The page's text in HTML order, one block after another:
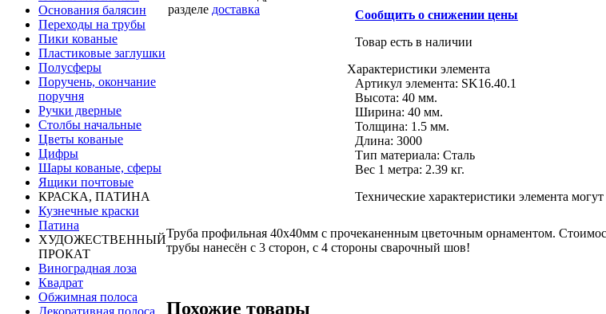
Основания балясин
Переходы на трубы
Пики кованые
Пластиковые заглушки
Полусферы
Поручень, окончание
поручня
Ручки дверные
Столбы начальные
Цветы кованые
Цифры
Шары кованые, сферы
Ящики почтовые
КРАСКА, ПАТИНА
Кузнечные краски
Патина
ХУДОЖЕСТВЕННЫЙ
ПРОКАТ
Виноградная лоза
Квадрат
Обжимная полоса
Декоративная полоса
разделе доставка
Сообщить о снижении цены
Товар есть в наличии
Характеристики элемента
Артикул элемента: SK16.40.1
Высота: 40 мм.
Ширина: 40 мм.
Толщина: 1.5 мм.
Длина: 3000
Тип материала: Сталь
Вес 1 метра: 2.39 кг.
Технические характеристики элемента
Труба профильная 40х40мм с прочеканенным цветочным орнаментом.
трубы нанесён с 3 сторон, с 4 стороны сварочный шов!
Похожие товары